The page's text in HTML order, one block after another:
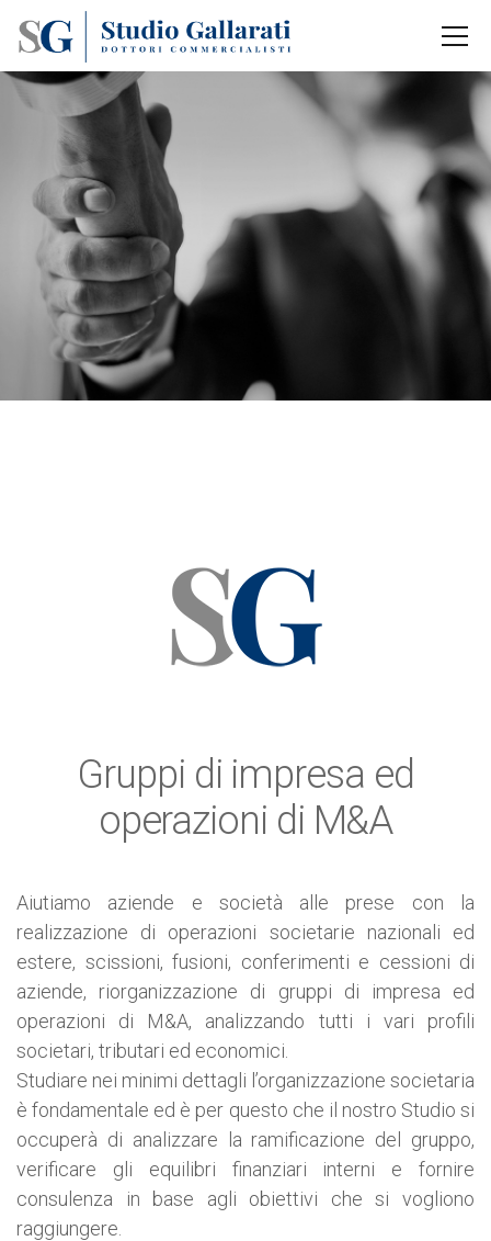
Gruppi di impresa ed
operazioni di M&A
Aiutiamo aziende e società alle prese con la
realizzazione di operazioni societarie nazionali ed
estere, scissioni, fusioni, conferimenti e cessioni di
aziende, riorganizzazione di gruppi di impresa ed
operazioni di M&A, analizzando tutti i vari profili
societari, tributari ed economici.
Studiare nei minimi dettagli l’organizzazione societaria
è fondamentale ed è per questo che il nostro Studio si
occuperà di analizzare la ramificazione del gruppo,
verificare gli equilibri finanziari interni e fornire
consulenza in base agli obiettivi che si vogliono
raggiungere.